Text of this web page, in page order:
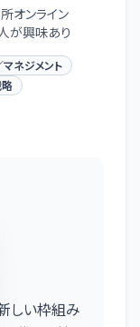
オンライン
が興味あり
ネジメント
しい枠組み